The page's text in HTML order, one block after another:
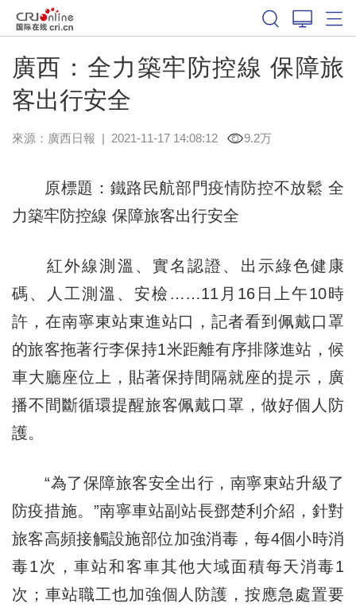
廣西：全力築牢防控線 保障旅
客出行安全
來源： 廣西日報 | 2021-11-17 14:08:12 9.2万
原標題：鐵路民航部門疫情防控不放鬆 全
力築牢防控線 保障旅客出行安全
紅外線測溫、實名認證、出示綠色健康
碼、人工測溫、安檢……11月16日上午10時
許，在南寧東站東進站口，記者看到佩戴口罩
的旅客拖著行李保持1米距離有序排隊進站，候
車大廳座位上，貼著保持間隔就座的提示，廣
播不間斷循環提醒旅客佩戴口罩，做好個人防
護。
“為了保障旅客安全出行，南寧東站升級了
防疫措施。”南寧車站副站長鄧楚利介紹，針對
旅客高頻接觸設施部位加強消毒，每4個小時消
毒1次，車站和客車其他大域面積每天消毒1
次；車站職工也加強個人防護，按應急處置要